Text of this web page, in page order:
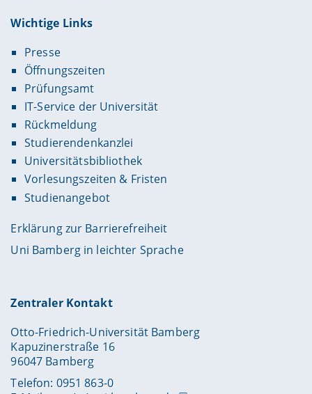
Wichtige Links
Presse
Öffnungszeiten
Prüfungsamt
IT-Service der Universität
Rückmeldung
Studierendenkanzlei
Universitätsbibliothek
Vorlesungszeiten & Fristen
Studienangebot
Erklärung zur Barrierefreiheit
Uni Bamberg in leichter Sprache
Zentraler Kontakt
Otto-Friedrich-Universität Bamberg
Kapuzinerstraße 16
96047 Bamberg
Telefon: 0951 863-0